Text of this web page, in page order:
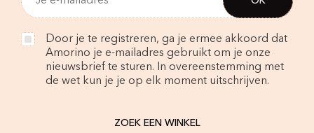
Door je te registreren, ga je ermee akkoord dat
Amorino je e-mailadres gebruikt om je onze
nieuwsbrief te sturen. In overeenstemming met
de wet kun je je op elk moment uitschrijven.
ZOEK EEN WINKEL